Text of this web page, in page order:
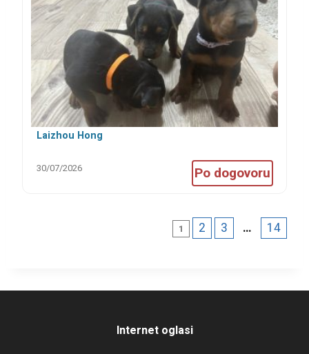
Laizhou Hong
30/07/2026 Po dogovoru
1 2 3 … 14
Internet oglasi